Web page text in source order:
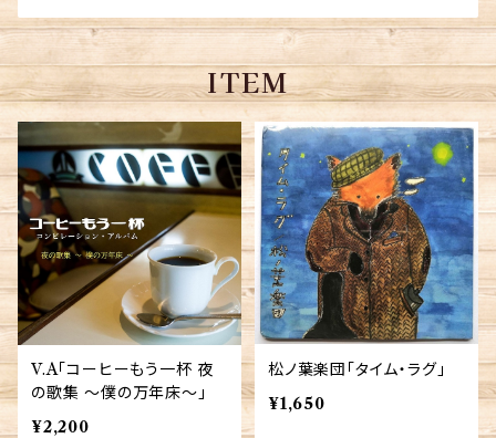
ITEM
V.A「コーヒーもう一杯 夜
の歌集 〜僕の万年床〜」
¥2,200
松ノ葉楽団「タイム・ラグ」
¥1,650